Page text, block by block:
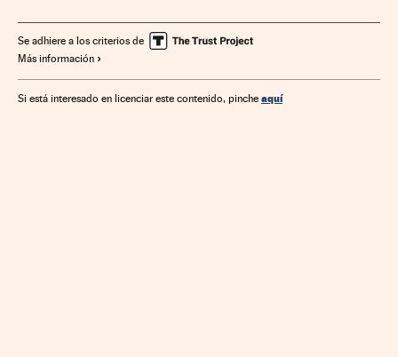
Se adhiere a los criterios de
Más información
Si está interesado en licenciar este contenido, pinche aquí